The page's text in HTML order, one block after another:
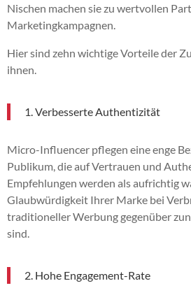
Nischen machen sie zu wertvollen
Marketingkampagnen.
Hier sind zehn wichtige Vorteile der
ihnen.
1. Verbesserte Authentizität
Micro-Influencer pflegen eine enge
Publikum, die auf Vertrauen und
Empfehlungen werden als aufrichtig
Glaubwürdigkeit Ihrer Marke bei
traditioneller Werbung gegenüber
sind.
2. Hohe Engagement-Rate